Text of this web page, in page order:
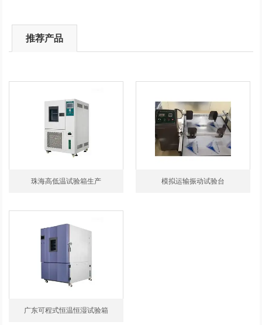
推荐产品
珠海高低温试验箱生产 模拟运输振动试验台
广东可程式恒温恒湿试验箱